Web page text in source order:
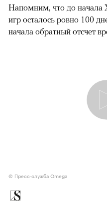
Напомним, что до
игр осталось ровно 100
начала обратный отсчет
© Пресс-служба Omega